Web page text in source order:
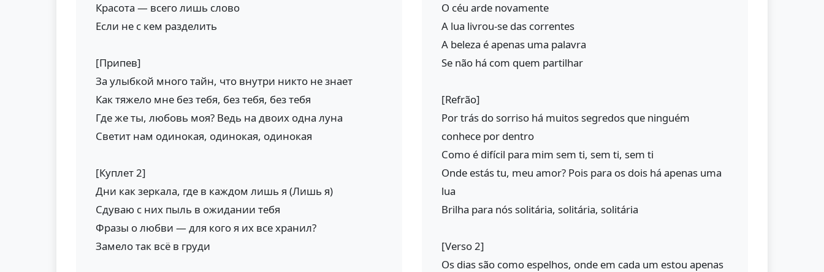
Красота — всего лишь слово
Если не с кем разделить
[Припев]
За улыбкой много тайн, что внутри никто не знает
Как тяжело мне без тебя, без тебя, без тебя
Где же ты, любовь моя? Ведь на двоих одна луна
Светит нам одинокая, одинокая, одинокая
[Куплет 2]
Дни как зеркала, где в каждом лишь я (Лишь я)
Сдуваю с них пыль в ожидании тебя
Фразы о любви — для кого я их все хранил?
Замело так всё в груди
O céu arde novamente
A lua livrou-se das correntes
A beleza é apenas uma palavra
Se não há com quem partilhar
[Refrão]
Por trás do sorriso há muitos segredos que ninguém
conhece por dentro
Como é difícil para mim sem ti, sem ti, sem ti
Onde estás tu, meu amor? Pois para os dois há apenas uma
lua
Brilha para nós solitária, solitária, solitária
[Verso 2]
Os dias são como espelhos, onde em cada um estou apenas